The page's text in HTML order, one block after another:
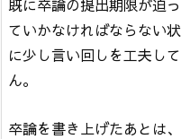
既に卒論の提出期限が迫
ていかなければならない
に少し言い回しを工夫し
ん。
卒論を書き上げたあとは